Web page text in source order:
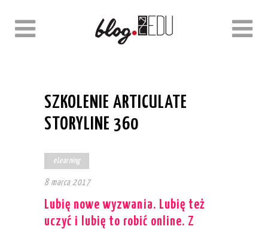
SZKOLENIE ARTICULATE
STORYLINE 360
eLearning
8 marca 2017
Lubię nowe wyzwania. Lubię też
uczyć i lubię to robić online. Z